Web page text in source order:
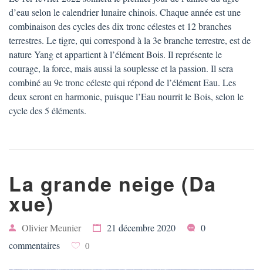
d’eau selon le calendrier lunaire chinois. Chaque année est une
combinaison des cycles des dix tronc célestes et 12 branches
terrestres. Le tigre, qui correspond à la 3e branche terrestre, est de
nature Yang et appartient à l’élément Bois. Il représente le
courage, la force, mais aussi la souplesse et la passion. Il sera
combiné au 9e tronc céleste qui répond de l’élément Eau. Les
deux seront en harmonie, puisque l’Eau nourrit le Bois, selon le
cycle des 5 éléments.
La grande neige (Da
xue)
Olivier Meunier 21 décembre 2020
0
commentaires
0